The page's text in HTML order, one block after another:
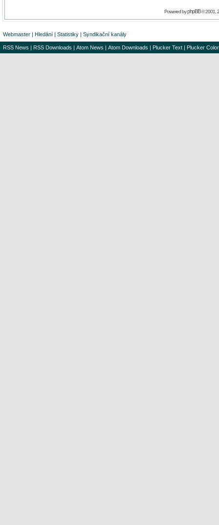
Powered byphpBB© 2001,
Webmaster | Hledání | Statistiky | Syndikační kanály
RSS News | RSS Downloads | Atom News | Atom Downloads | Plucker Text | Plucker Color